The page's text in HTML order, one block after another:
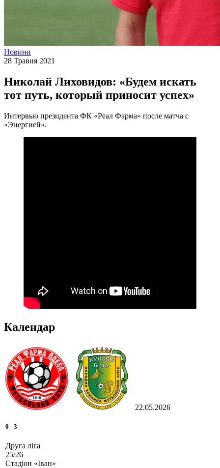
Новини
28 Травня 2021
Николай Лиховидов: «Будем искать
тот путь, который приносит успех»
Интервью президента ФК «Реал Фарма» после матча с
«Энергией».
Календар
22.05.2026
0 - 3
Друга ліга
25/26
Стадіон «Іван»